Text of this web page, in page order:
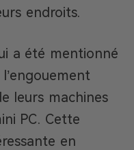
endroits.
a été mentionné
leurs machines
PC. Cette
en